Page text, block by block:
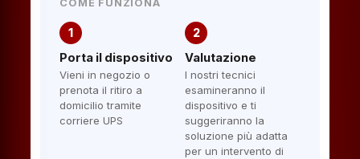
COME FUNZIONA
1
Porta il dispositivo
Vieni in negozio o
prenota il ritiro a
domicilio tramite
corriere UPS
2
Valutazione
I nostri tecnici
esamineranno il
dispositivo e ti
suggeriranno la
soluzione più adatta
per un intervento di